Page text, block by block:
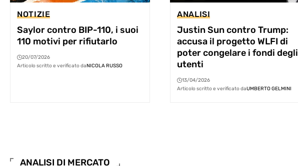
NOTIZIE
Saylor contro BIP-110, i suoi
110 motivi per rifiutarlo
20/07/2026
Articolo scritto e verificato daNICOLA RUSSO
ANALISI
Justin Sun contro Trump:
accusa il progetto WLFI di
poter congelare i fondi degli
utenti
13/04/2026
Articolo scritto e verificato daUMBERTO GELMINI
ANALISI DI MERCATO